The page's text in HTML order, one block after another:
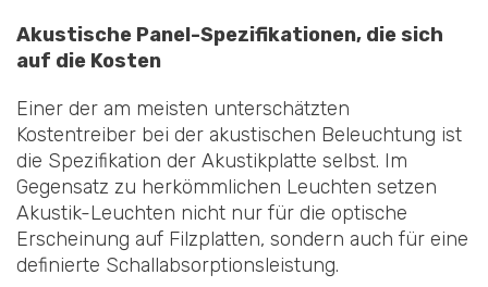
Akustische Panel-Spezifikationen, die sich
auf die Kosten
Einer der am meisten unterschätzten
Kostentreiber bei der akustischen Beleuchtung ist
die Spezifikation der Akustikplatte selbst. Im
Gegensatz zu herkömmlichen Leuchten setzen
Akustik-Leuchten nicht nur für die optische
Erscheinung auf Filzplatten, sondern auch für eine
definierte Schallabsorptionsleistung.